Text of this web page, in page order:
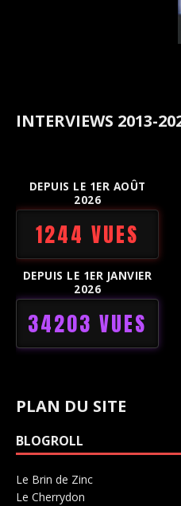
INTERVIEWS 2013-
DEPUIS LE 1ER AOÛT
2026
1244 VUES
DEPUIS LE 1ER JANVIER
2026
34203 VUES
PLAN DU SITE
BLOGROLL
Le Brin de Zinc
Le Cherrydon